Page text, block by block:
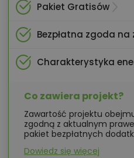
Pakiet Gratisów
Bezpłatna zgoda na
Charakterystyka
Co zawiera projekt?
Zawartość projektu
zgodną z aktualnym
pakiet bezpłatnych
Dowiedz się więcej